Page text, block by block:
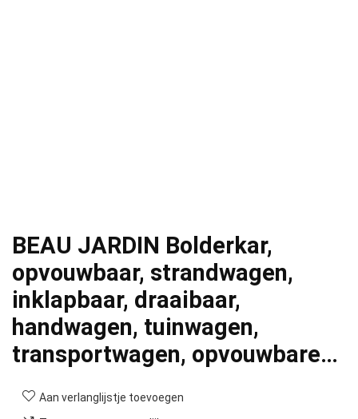
BEAU JARDIN Bolderkar,
opvouwbaar, strandwagen,
inklapbaar, draaibaar,
handwagen, tuinwagen,
transportwagen, opvouwbare…
Aan verlanglijstje toevoegen